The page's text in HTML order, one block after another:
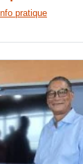
pratique